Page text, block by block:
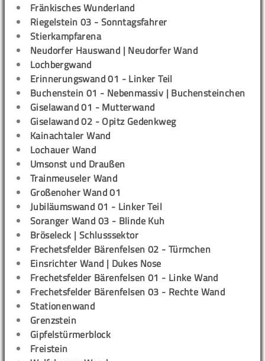
Fränkisches Wunderland
Riegelstein 03 - Sonntagsfahrer
Stierkampfarena
Neudorfer Hauswand | Neudorfer Wand
Lochbergwand
Erinnerungswand 01 - Linker Teil
Buchenstein 01 - Nebenmassiv | Buchensteinchen
Giselawand 01 - Mutterwand
Giselawand 02 - Opitz Gedenkweg
Kainachtaler Wand
Lochauer Wand
Umsonst und Draußen
Trainmeuseler Wand
Großenoher Wand 01
Jubiläumswand 01 - Linker Teil
Soranger Wand 03 - Blinde Kuh
Bröseleck | Schlusssektor
Frechetsfelder Bärenfelsen 02 - Türmchen
Einsrichter Wand | Dukes Nose
Frechetsfelder Bärenfelsen 01 - Linke Wand
Frechetsfelder Bärenfelsen 03 - Rechte Wand
Stationenwand
Grenzstein
Gipfelstürmerblock
Freistein